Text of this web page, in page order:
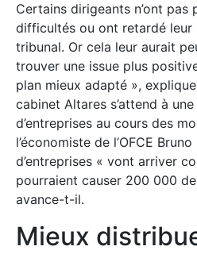
Certains dirigeants n’ont pas
difficultés ou ont retardé leur
tribunal. Or cela leur aurait
trouver une issue plus
plan mieux adapté »,
cabinet Altares s’attend à
d’entreprises au cours des
l’économiste de l’OFCE
d’entreprises « vont arriver
pourraient causer 200 000
avance-t-il.
Mieux